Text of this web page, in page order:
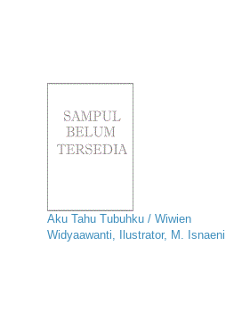
Aku Tahu Tubuhku / Wiwien
Widyaawanti, Ilustrator, M. Isnaeni